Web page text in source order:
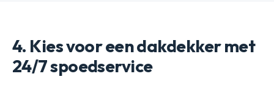
4. Kies voor een dakdekker met
24/7 spoedservice